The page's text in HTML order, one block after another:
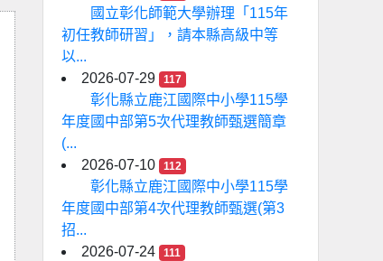
國立彰化師範大學辦理「115年
初任教師研習」，請本縣高級中等
以...
2026-07-29
117
彰化縣立鹿江國際中小學115學
年度國中部第5次代理教師甄選簡章
(...
2026-07-10
112
彰化縣立鹿江國際中小學115學
年度國中部第4次代理教師甄選(第3
招...
2026-07-24
111